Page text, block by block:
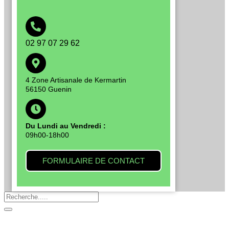
02 97 07 29 62
4 Zone Artisanale de Kermartin
56150 Guenin
Du Lundi au Vendredi :
09h00-18h00
FORMULAIRE DE CONTACT